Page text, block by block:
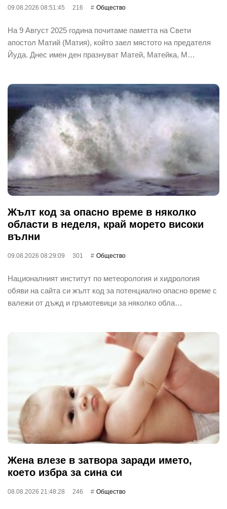
09.08.2026 08:51:45 216 Общество
На 9 Август 2025 година почитаме паметта на Свети
апостол Матий (Матия), който заел мястото на предателя
Йуда. Днес имен ден празнуват Матей, Матейка, М…
Жълт код за опасно време в няколко
области в неделя, край морето високи
вълни
09.08.2026 08:29:09 301 Общество
Националният институт по метеорология и хидрология
обяви на сайта си жълт код за потенциално опасно време с
валежи от дъжд и гръмотевици за няколко обла…
Жена влезе в затвора заради името,
което избра за сина си
08.08.2026 21:48:28 246 Общество